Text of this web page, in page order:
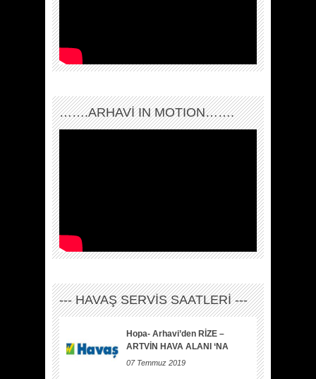
…….ARHAVI IN MOTION…….
--- HAVAŞ SERVİS SAATLERİ ---
Hopa- Arhavi’den RİZE –
ARTVİN HAVA ALANI ‘NA
07 Temmuz 2019